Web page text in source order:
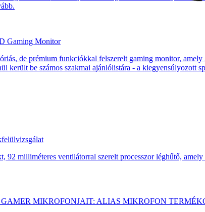
Gaming Monitor
de prémium funkciókkal felszerelt gaming monitor,
került be számos szakmai ajánlólistára - a
milliméteres ventilátorral szerelt processzor léghűtő,
GAMER MIKROFONJAIT: ALIAS MIKROFON